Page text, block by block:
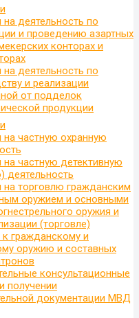
деятельность по
и проведению азартных
конторах и
деятельность по
и реализации
от подделок
продукции
на частную охранную
на частную детективную
деятельность
на торговлю гражданским
оружием и основными
оружия и
(торговле)
к гражданскому и
оружию и составных
консультационные
получении
документации МВД